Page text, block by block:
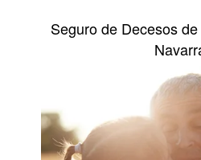
Seguro de Decesos